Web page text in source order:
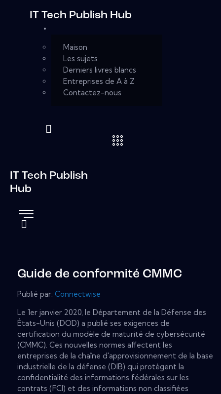
IT Tech Publish Hub
Maison
Les sujets
Derniers livres blancs
Entreprises de A à Z
Contactez-nous
IT Tech Publish
Hub
Guide de conformité CMMC
Publié par: Connectwise
Le 1er janvier 2020, le Département de la Défense des
États-Unis (DOD) a publié ses exigences de
certification du modèle de maturité de cybersécurité
(CMMC). Ces nouvelles normes affectent les
entreprises de la chaîne d'approvisionnement de la base
industrielle de la défense (DIB) qui protègent la
confidentialité des informations fédérales sur les
contrats (FCI) et des informations non classifiées